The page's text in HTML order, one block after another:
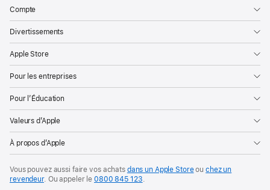
Compte
Divertissements
Apple Store
Pour les entreprises
Pour l’Éducation
Valeurs d’Apple
À propos d’Apple
Vous pouvez aussi faire vos achats dans un Apple Storeouchez un
revendeur. Ouappeler le0800 845 123